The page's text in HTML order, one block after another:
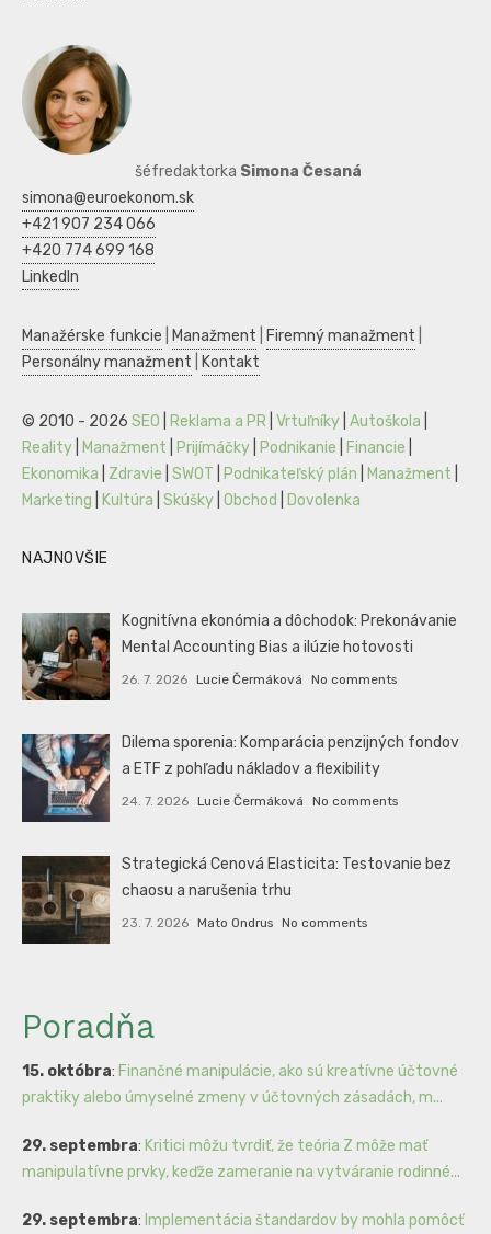
šéfredaktorka Simona Česaná
simona@euroekonom.sk
+421 907 234 066
+420 774 699 168
LinkedIn
Manažérske funkcie Manažment Firemný manažment
Personálny manažment
Kontakt
© 2010 - 2026 SEO Reklama a PR Vrtuľníky Autoškola
Reality
Manažment Prijímáčky Podnikanie Financie
Ekonomika
Zdravie SWOT Podnikateľský plán Manažment
Marketing
Kultúra Skúšky Obchod Dovolenka
NAJNOVŠIE
Kognitívna ekonómia a dôchodok: Prekonávanie
Mental Accounting Bias a ilúzie hotovosti
26. 7. 2026 Lucie Čermáková No comments
Dilema sporenia: Komparácia penzijných fondov
a ETF z pohľadu nákladov a flexibility
24. 7. 2026 Lucie Čermáková No comments
Strategická Cenová Elasticita: Testovanie bez
chaosu a narušenia trhu
23. 7. 2026 Mato Ondrus No comments
Poradňa
15. októbra: Finančné manipulácie, ako sú kreatívne účtovné
praktiky alebo úmyselné zmeny v účtovných zásadách, m...
29. septembra: Kritici môžu tvrdiť, že teória Z môže mať
manipulatívne prvky, keďže zameranie na vytváranie rodinné...
29. septembra: Implementácia štandardov by mohla pomôcť